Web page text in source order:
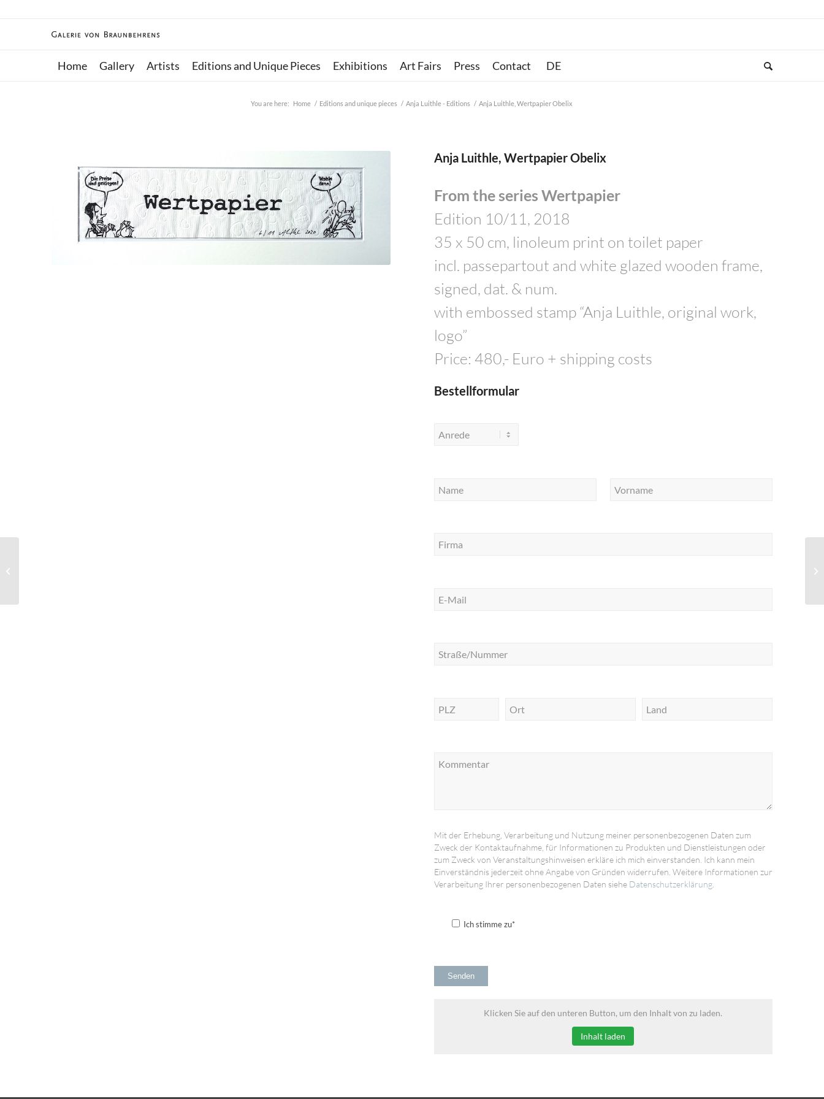
Home Gallery Artists Editions and Unique Pieces Exhibitions Art Fairs Press Contact
You are here: Home / Editions and unique pieces / Anja Luithle - Editions / Anja Luithle, Wertpapier Obelix
Anja Luithle, Wertpapier Obelix
From the series Wertpapier
Edition 10/11, 2018
35 x 50 cm, linoleum print on toilet paper
incl. passepartout and white glazed wooden frame,
signed, dat. & num.
with embossed stamp “Anja Luithle, original work,
logo”
Price: 480,- Euro + shipping costs
Bestellformular
Mit der Erhebung, Verarbeitung und Nutzung meiner personenbezogenen Daten zum
Zweck der Kontaktaufnahme, für Informationen zu Produkten und Dienstleistungen oder
zum Zweck von Veranstaltungshinweisen erkläre ich mich einverstanden. Ich kann mein
Einverständnis jederzeit ohne Angabe von Gründen widerrufen. Weitere Informationen zur
Verarbeitung Ihrer personenbezogenen Daten siehe Datenschutzerklärung.
Ich stimme zu*
Klicken Sie auf den unteren Button, um den Inhalt von zu laden.
Inhalt laden